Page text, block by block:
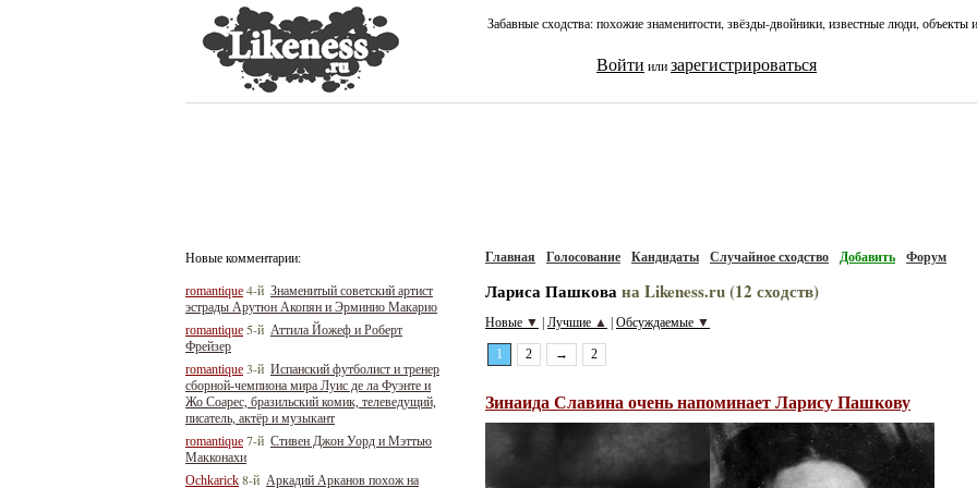
Забавные сходства: похожие знаменитости, звёзды-двойники, известные люди, объекты
Войти или зарегистрироваться
Новые комментарии:
romantique 4-й Знаменитый советский артист
эстрады Арутюн Акопян и Эрминио Макарио
romantique 5-й Аттила Йожеф и Роберт
Фрейзер
romantique 3-й Испанский футболист и тренер
сборной-чемпиона мира Луис де ла Фуэнте и
Жо Соарес, бразильский комик, телеведущий,
писатель, актёр и музыкант
romantique 7-й Стивен Джон Уорд и Мэттью
Макконахи
Ochkarick 8-й Аркадий Арканов похож на
Главная Голосование Кандидаты Случайное сходство Добавить Форум
Лариса Пашкована Likeness.ru (12 сходств)
Новые ▼ Лучшие ▲ Обсуждаемые ▼
1 2 → 2
Зинаида Славина очень напоминает Ларису Пашкову